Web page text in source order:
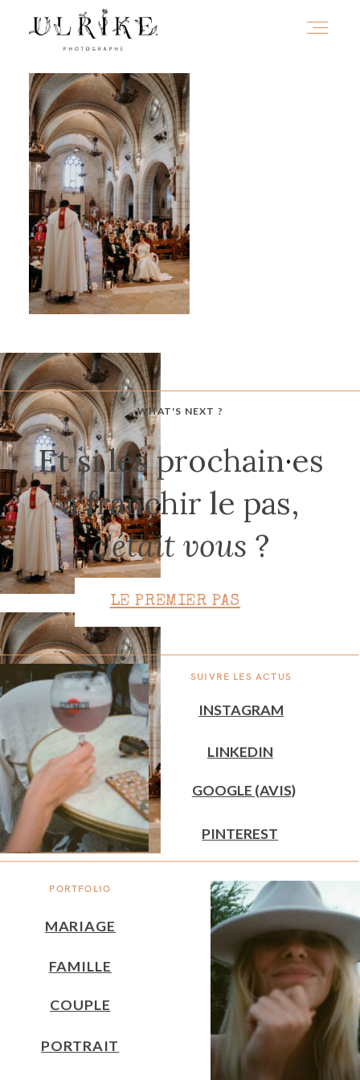
WHAT'S NEXT ?
PORTFOLIO
SUIVRE LES ACTUS
Et si les prochain·es
à franchir le pas,
c'était vous ?
MARIAGE
INSTAGRAM
GOOGLE (AVIS)
FAMILLE
PINTEREST
COUPLE
LINKEDIN
PORTRAIT
LE PREMIER PAS
HOME
A PROPOS
PORTFOLIO
INFOS
JOURNAL
CONTACT